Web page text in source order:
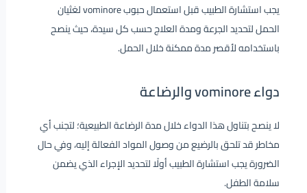
يجب استشارة الطبيب قبل استعمال حبوب vominore لغثيان
الحمل لتحديد الجرعة ومدة العلاج حسب كل سيدة، حيث ينصح
باستخدامه لأقصر مدة ممكنة خلال الحمل.
دواء vominore والرضاعة
لا ينصح بتناول هذا الدواء خلال مدة الرضاعة الطبيعية؛ لتجنب أي
مخاطر قد تلحق بالرضيع من وصول المواد الفعالة إليه، وفي حال
الضرورة يجب استشارة الطبيب أولًا لتحديد الإجراء الذي يضمن
سلامة الطفل.